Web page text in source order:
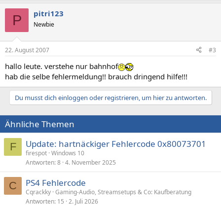
P pitri123
Newbie
22. August 2007 #3
hallo leute. verstehe nur bahnhof
hab die selbe fehlermeldung!! brauch dringend hilfe!!!
Du musst dich einloggen oder registrieren, um hier zu antworten.
Ähnliche Themen
F Update: hartnäckiger Fehlercode 0x80073701
firespot Windows 10
Antworten 8 4. November 2025
C PS4 Fehlercode
Cqrackky Gaming-Audio, Streamsetups & Co: Kaufberatung
Antworten 15 2. Juli 2026